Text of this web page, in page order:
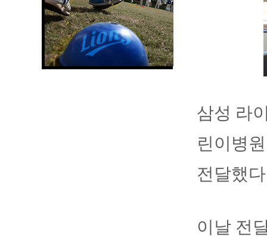
삼성 라
린이병
전달했
이날 전